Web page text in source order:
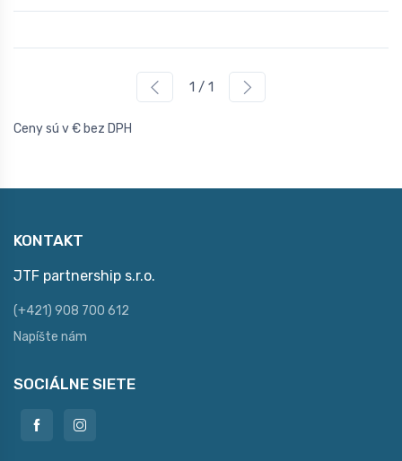
1 / 1
Ceny sú v € bez DPH
KONTAKT
JTF partnership s.r.o.
(+421) 908 700 612
Napíšte nám
SOCIÁLNE SIETE